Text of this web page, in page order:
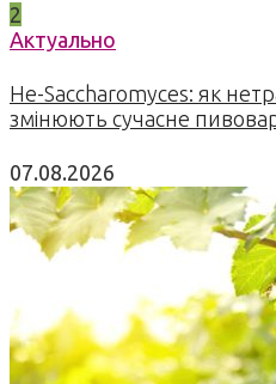
2
Актуально
Не-Saccharomyces: як
змінюють сучасне
07.08.2026